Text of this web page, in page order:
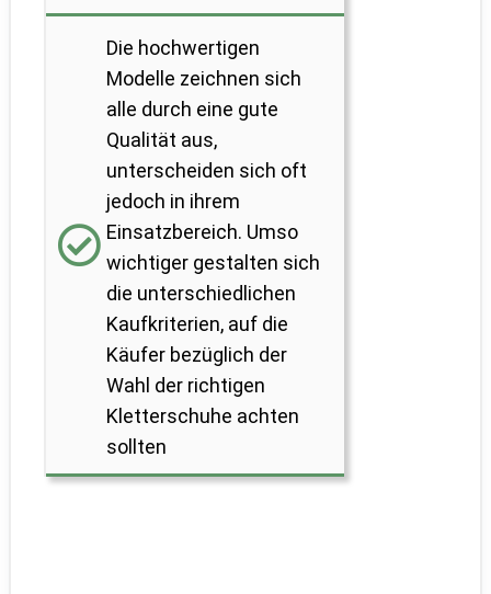
Die hochwertigen
Modelle zeichnen sich
alle durch eine gute
Qualität aus,
unterscheiden sich oft
jedoch in ihrem
Einsatzbereich. Umso
wichtiger gestalten sich
die unterschiedlichen
Kaufkriterien, auf die
Käufer bezüglich der
Wahl der richtigen
Kletterschuhe achten
sollten